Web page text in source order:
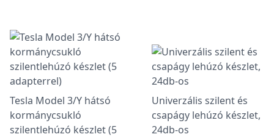
Tesla Model 3/Y hátsó
kormánycsukló
szilentlehúzó készlet (5
Univerzális szilent és
csapágy lehúzó készlet,
24db-os